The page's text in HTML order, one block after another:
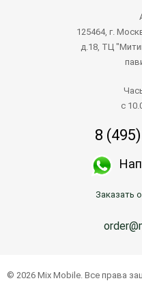
125464, г.
д.18, ТЦ
с
8
Заказать
© 2026 Mix Mobile. Все права